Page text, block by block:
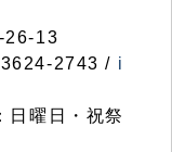
26-13
2743 / i
曜日・祝祭